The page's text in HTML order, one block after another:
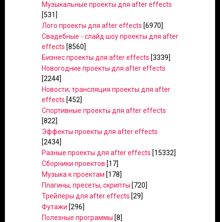
Музыкальные проекты для after effects
[531]
Лого проекты для after effects [6970]
Свадебные - слайд шоу проекты для after
effects [8560]
Бизнес проекты для after effects [3339]
Новогодние проекты для after effects
[2244]
Новости, трансляция проекты для after
effects [452]
Спортивные проекты для after effects
[822]
Эффекты проекты для after effects
[2434]
Разные проекты для after effects [15332]
Сборники проектов [17]
Музыка к проектам [178]
Плагины, пресеты, скрипты [720]
Трейлеры для after effects [29]
Футажи [296]
Полезные программы [8]